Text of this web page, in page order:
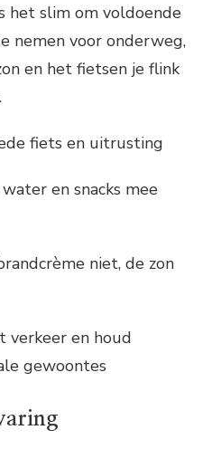
het slim om voldoende
nemen voor onderweg,
en het fietsen je flink
fiets en uitrusting
en snacks mee
niet, de zon
verkeer en houd
gewoontes